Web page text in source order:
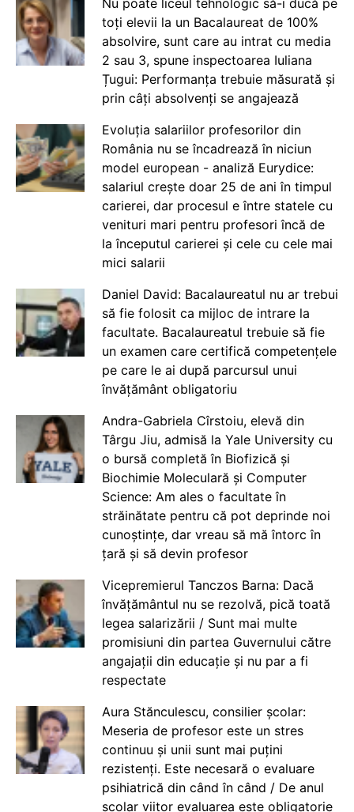
toți elevii la un Bacalaureat de 100%
absolvire, sunt care au intrat cu media
2 sau 3, spune inspectoarea Iuliana
Țugui: Performanța trebuie măsurată și
prin câți absolvenți se angajează
Evoluția salariilor profesorilor din
România nu se încadrează în niciun
model european - analiză Eurydice:
salariul crește doar 25 de ani în timpul
carierei, dar procesul e între statele cu
venituri mari pentru profesori încă de
la începutul carierei și cele cu cele mai
mici salarii
Daniel David: Bacalaureatul nu ar trebui
să fie folosit ca mijloc de intrare la
facultate. Bacalaureatul trebuie să fie
un examen care certifică competențele
pe care le ai după parcursul unui
învățământ obligatoriu
Andra-Gabriela Cîrstoiu, elevă din
Târgu Jiu, admisă la Yale University cu
o bursă completă în Biofizică și
Biochimie Moleculară și Computer
Science: Am ales o facultate în
străinătate pentru că pot deprinde noi
cunoștințe, dar vreau să mă întorc în
țară și să devin profesor
Vicepremierul Tanczos Barna: Dacă
învățământul nu se rezolvă, pică toată
legea salarizării / Sunt mai multe
promisiuni din partea Guvernului către
angajații din educație și nu par a fi
respectate
Aura Stănculescu, consilier școlar:
Meseria de profesor este un stres
continuu și unii sunt mai puțini
rezistenți. Este necesară o evaluare
psihiatrică din când în când / De anul
școlar viitor evaluarea este obligatorie